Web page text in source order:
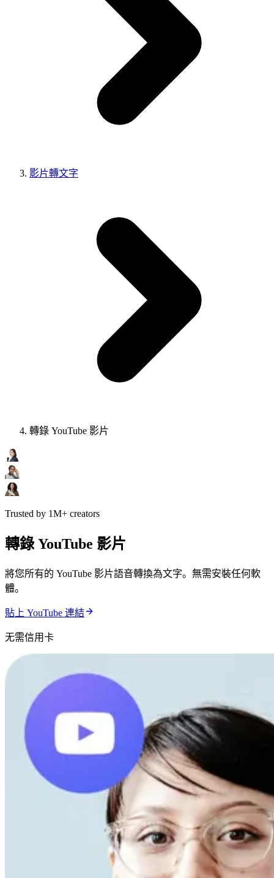
影片轉文字
轉錄 YouTube 影片
Trusted by 1M+ creators
轉錄 YouTube 影片
將您所有的 YouTube 影片語音轉換為文字。無需安裝任何軟
體。
貼上 YouTube 連結
无需信用卡